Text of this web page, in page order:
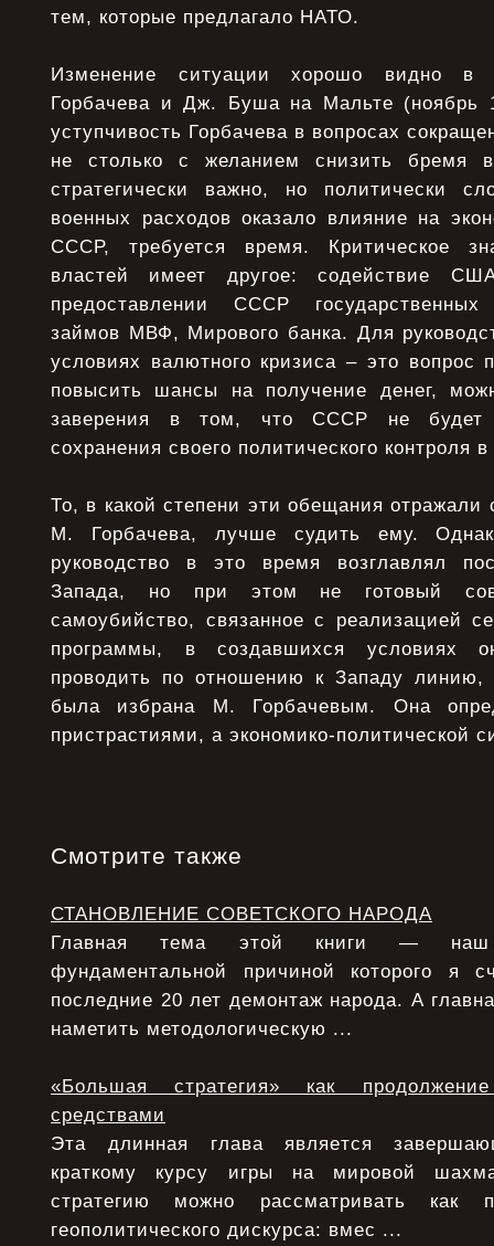
тем, которые предлагало НАТО.
Изменение ситуации хорошо видно в
Горбачева и Дж. Буша на Мальте (ноябрь
уступчивость Горбачева в вопросах
не столько с желанием снизить бремя
стратегически важно, но политически
военных расходов оказало влияние на
СССР, требуется время. Критическое
властей имеет другое: содействие
предоставлении СССР
займов МВФ, Мирового банка. Для
условиях валютного кризиса – это вопрос
повысить шансы на получение денег,
заверения в том, что СССР не будет
сохранения своего политического контроля
То, в какой степени эти обещания отражали
М. Горбачева, лучше судить ему.
руководство в это время возглавлял
Запада, но при этом не готовый
самоубийство, связанное с реализацией
программы, в создавшихся
проводить по отношению к Западу линию,
была избрана М. Горбачевым. Она
пристрастиями, а экономико-политической
Смотрите также
СТАНОВЛЕНИЕ СОВЕТСКОГО НАРОДА
Главная тема этой книги — наш
фундаментальной причиной которого я
последние 20 лет демонтаж народа. А
наметить методологическую ...
«Большая стратегия» как
средствами
Эта длинная глава является
краткому курсу игры на мировой
стратегию можно рассматривать как
геополитического дискурса: вмес ...